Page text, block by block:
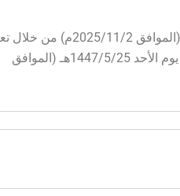
التسجيل متاح من اليوم الأحد 1447/5/11هـ (الموافق 2025/11/
ويستمر حتى يوم الأحد 1447/5/25هـ (الموافق